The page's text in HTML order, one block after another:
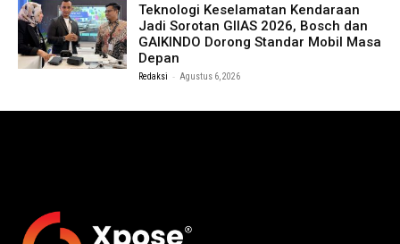
Teknologi Keselamatan Kendaraan
Jadi Sorotan GIIAS 2026, Bosch dan
GAIKINDO Dorong Standar Mobil Masa
Depan
Redaksi - Agustus 6, 2026